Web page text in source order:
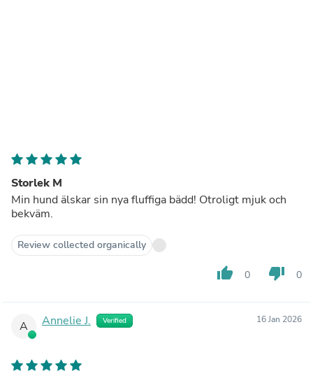
Storlek M
Min hund älskar sin nya fluffiga bädd! Otroligt mjuk och
bekväm.
Review collected organically
thumb_up 0 thumb_down 0
A Annelie J. Verified 16 Jan 2026